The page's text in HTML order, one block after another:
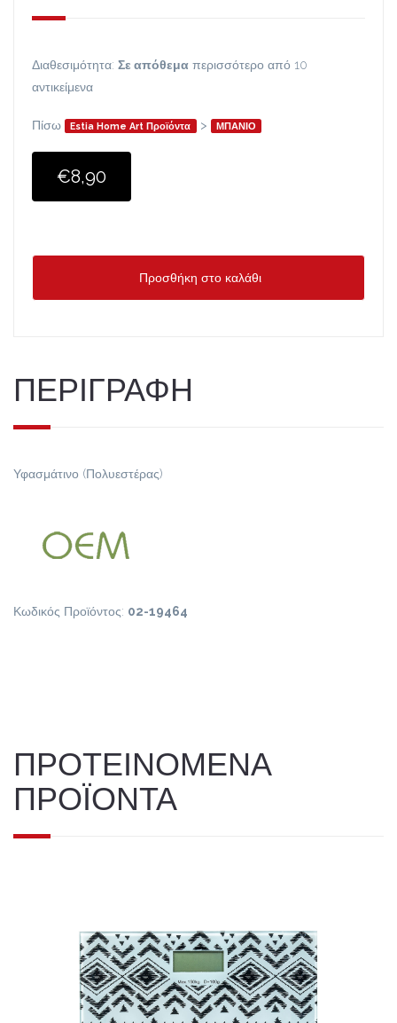
Διαθεσιμότητα: Σε απόθεμα περισσότερο από 10
αντικείμενα
Πίσω Estia Home Art Προϊόντα > ΜΠΑΝΙΟ
€8,90
Προσθήκη στο καλάθι
ΠΕΡΙΓΡΑΦΗ
Υφασμάτινο (Πολυεστέρας)
Κωδικός Προϊόντος: 02-19464
ΠΡΟΤΕΙΝΟΜΕΝΑ
ΠΡΟΪΟΝΤΑ